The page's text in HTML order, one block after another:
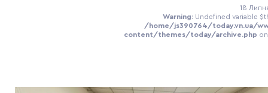
18
Warning: Undefined variable
/home/js390764/today.vn.ua/
content/themes/today/archive.php